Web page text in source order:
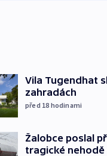
Vila Tugendhat
zahradách
před 18 hodinami
Žalobce poslal
tragické nehodě